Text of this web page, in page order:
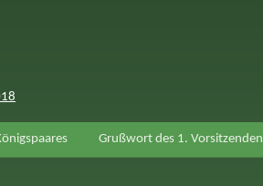
Grußwort des 1. Vorsitzenden